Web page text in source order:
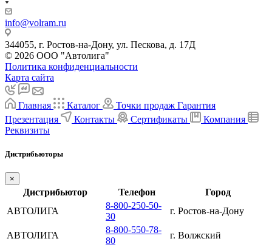
info@volram.ru
344055, г. Ростов-на-Дону, ул. Пескова, д. 17Д
© 2026 ООО "Автолига"
Политика конфиденциальности
Карта сайта
Главная Каталог Точки продаж Гарантия
Презентация
Контакты Сертификаты
Компания
Реквизиты
Дистрибьюторы
×
Дистрибьютор Телефон
Город
АВТОЛИГА
8-800-250-50-
30
г. Ростов-на-Дону
АВТОЛИГА
8-800-550-78-
80
г. Волжский